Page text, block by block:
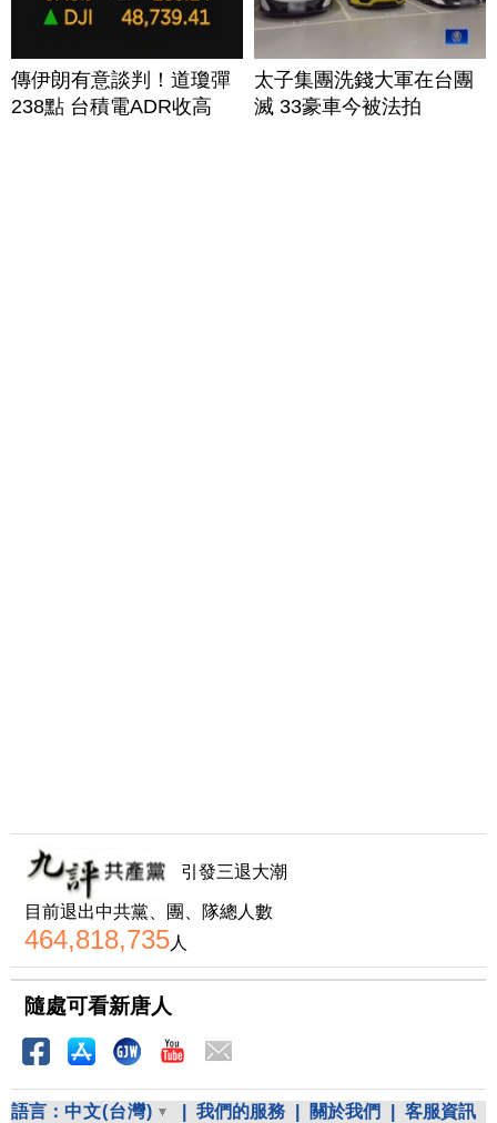
傳伊朗有意談判！道瓊彈
238點 台積電ADR收高
太子集團洗錢大軍在台團
滅 33豪車今被法拍
引發三退大潮
目前退出中共黨、團、隊總人數
464,818,735人
隨處可看新唐人
語言： 中文(台灣) 我們的服務 關於我們 客服資訊